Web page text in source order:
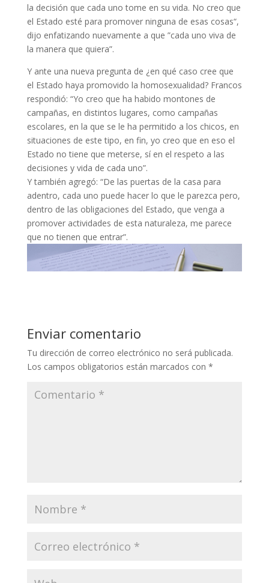
la decisión que cada uno tome en su vida. No creo que
el Estado esté para promover ninguna de esas cosas“,
dijo enfatizando nuevamente a que ”cada uno viva de
la manera que quiera”.
Y ante una nueva pregunta de ¿en qué caso cree que
el Estado haya promovido la homosexualidad? Francos
respondió: “Yo creo que ha habido montones de
campañas, en distintos lugares, como campañas
escolares, en la que se le ha permitido a los chicos, en
situaciones de este tipo, en fin, yo creo que en eso el
Estado no tiene que meterse, sí en el respeto a las
decisiones y vida de cada uno”.
Y también agregó: “De las puertas de la casa para
adentro, cada uno puede hacer lo que le parezca pero,
dentro de las obligaciones del Estado, que venga a
promover actividades de esta naturaleza, me parece
que no tienen que entrar”.
Enviar comentario
Tu dirección de correo electrónico no será publicada.
Los campos obligatorios están marcados con *